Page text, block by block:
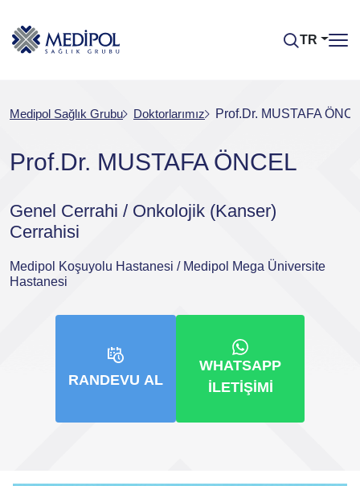
TR
Medipol Sağlık Grubu Doktorlarımız Prof.Dr. MUSTAFA
Prof.Dr. MUSTAFA ÖNCEL
Genel Cerrahi / Onkolojik (Kanser)
Cerrahisi
Medipol Koşuyolu Hastanesi / Medipol Mega Üniversite
Hastanesi
RANDEVU AL
WHATSAPP
İLETIŞIMI